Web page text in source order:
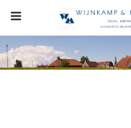
Home
Organisatie